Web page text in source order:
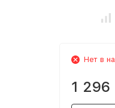
Нет в
1 296